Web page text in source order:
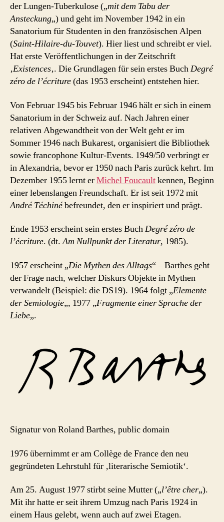
der Lungen-Tuberkulose („mit dem Tabu der
Ansteckung„) und geht im November 1942 in ein
Sanatorium für Studenten in den französischen Alpen
(Saint-Hilaire-du-Touvet). Hier liest und schreibt er viel.
Hat erste Veröffentlichungen in der Zeitschrift
‚Existences‚. Die Grundlagen für sein erstes BuchDegré
zéro de l’écriture(das 1953 erscheint) entstehen hier.
Von Februar 1945 bis Februar 1946 hält er sich in einem
Sanatorium in der Schweiz auf. Nach Jahren einer
relativen Abgewandtheit von der Welt geht er im
Sommer 1946 nach Bukarest, organisiert die Bibliothek
sowie francophone Kultur-Events. 1949/50 verbringt er
in Alexandria, bevor er 1950 nach Paris zurück kehrt. Im
Dezember 1955 lernt erMichel Foucaultkennen, Beginn
einer lebenslangen Freundschaft. Er ist seit 1972 mit
André Téchinébefreundet, den er inspiriert und prägt.
Ende 1953 erscheint sein erstes BuchDegré zéro de
l’écriture. (dt.Am Nullpunkt der Literatur, 1985).
1957 erscheint „Die Mythen des Alltags“ – Barthes geht
der Frage nach, welcher Diskurs Objekte in Mythen
verwandelt (Beispiel: die DS19). 1964 folgt „Elemente
der Semiologie„, 1977 „Fragmente einer Sprache der
Liebe„.
Signatur von Roland Barthes, public domain
1976 übernimmt er am Collège de France den neu
gegründeten Lehrstuhl für ‚literarische Semiotik‘.
Am 25. August 1977 stirbt seine Mutter („l’être cher„).
Mit ihr hatte er seit ihrem Umzug nach Paris 1924 in
einem Haus gelebt, wenn auch auf zwei Etagen.